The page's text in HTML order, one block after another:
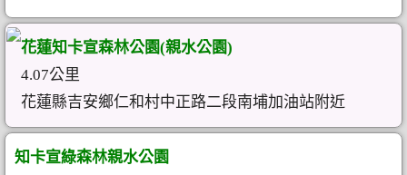
花蓮知卡宣森林公園(親水公園)
4.07公里
花蓮縣吉安鄉仁和村中正路二段南埔加油站附近
知卡宣綠森林親水公園